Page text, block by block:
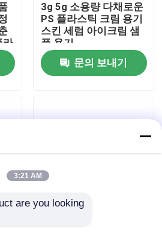
라
3g 5g 소용량 다채로운
PS 플라스틱 크림 용기
스킨 세럼 아이크림 샘
플 용기
문의 보내기
3:21 AM
are you looking